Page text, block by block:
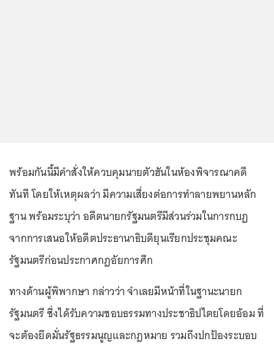
พร้อมกันนี้มีคำสั่งให้ควบคุมนายตัวฮันในห้องพิจารณาคดี
ทันที โดยให้เหตุผลว่า มีความเสี่ยงต่อการทำลายพยานหลัก
ฐาน พร้อมระบุว่า อดีตนายกรัฐมนตรีมีส่วนร่วมในการกบฏ
จากการเสนอให้อดีตประธานาธิบดียุนเรียกประชุมคณะ
รัฐมนตรีก่อนประกาศกฎอัยการศึก
ทางด้านผู้พิพากษา กล่าวว่า จำเลยมีหน้าที่ในฐานะนายก
รัฐมนตรี ซึ่งได้รับความชอบธรรมทางประชาธิปไตยโดยอ้อม ที่
จะต้องยึดมั่นรัฐธรรมนูญและกฎหมาย รวมถึงปกป้องระบอบ